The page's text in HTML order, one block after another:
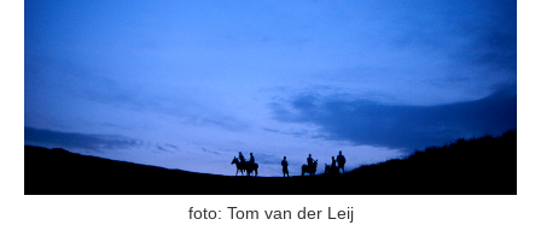
foto: Tom van der Leij